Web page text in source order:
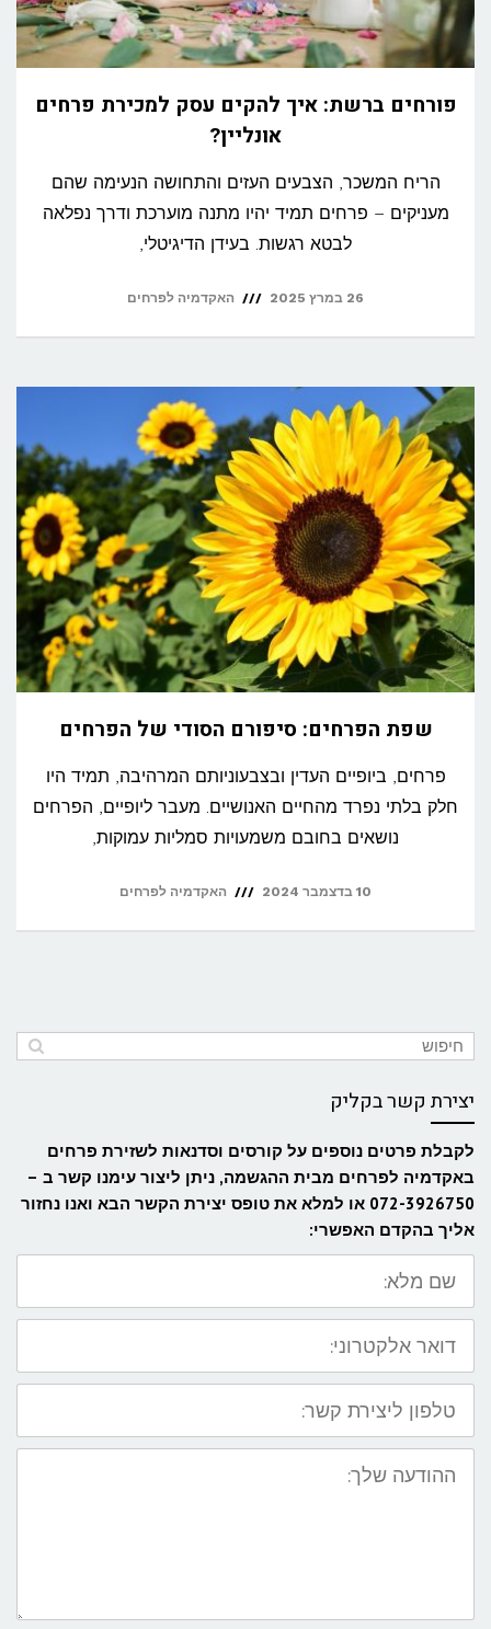
פורחים ברשת: איך להקים עסק למכירת פרחים
אונליין?
הריח המשכר, הצבעים העזים והתחושה הנעימה שהם
מעניקים – פרחים תמיד יהיו מתנה מוערכת ודרך נפלאה
לבטא רגשות. בעידן הדיגיטלי,
26 במרץ 2025 האקדמיה לפרחים
שפת הפרחים: סיפורם הסודי של הפרחים
פרחים, ביופיים העדין ובצבעוניותם המרהיבה, תמיד היו
חלק בלתי נפרד מהחיים האנושיים. מעבר ליופיים, הפרחים
נושאים בחובם משמעויות סמליות עמוקות,
10 בדצמבר 2024 האקדמיה לפרחים
יצירת קשר בקליק
לקבלת פרטים נוספים על קורסים וסדנאות לשזירת פרחים​
באקדמיה לפרחים מבית ההגשמה, ניתן ליצור עימנו קשר ב –
072-3926750 או למלא את טופס יצירת הקשר הבא ואנו נחזור
אליך בהקדם האפשרי:
שם
מלא:
דואר
אלקטרוני:
טלפון
ליצירת
קשר:
ההודעה
שלך: